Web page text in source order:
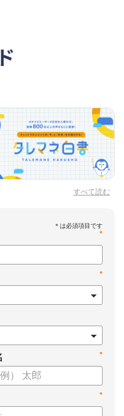
すべて読む
入有無に留まらず、活用状
ました。
戦略貢献度
の手応え
率
目指すべき指針の参考と
*
*
*
*